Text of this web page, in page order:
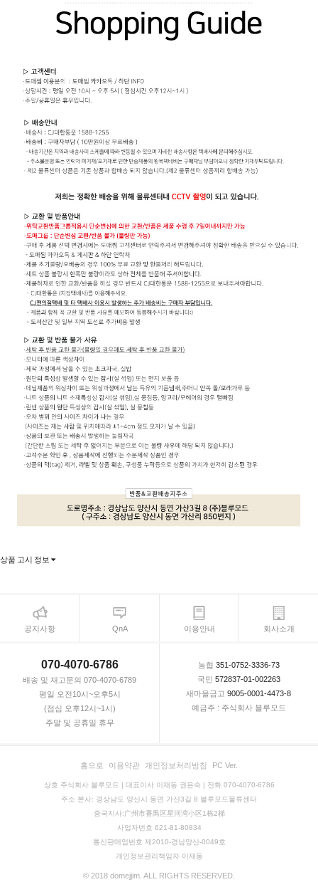
상품 고시 정보
공지사항 QnA 이용안내 회사소개
070-4070-6786
배송 및 재고문의 070-4070-6789
평일 오전10시~오후5시
(점심 오후12시~1시)
주말 및 공휴일 휴무
농협 351-0752-3336-73
국민 572837-01-002263
새마을금고 9005-0001-4473-8
예금주 : 주식회사 블루모드
홈으로 이용약관 개인정보처리방침 PC Ver.
상호 주식회사 블루모드 | 대표이사 이재동 권은숙 | 전화 070-4070-6786
주소 본사: 경상남도 양산시 동면 가산3길 8 블루모드물류센터
중국지사:广州市番禺区星河湾小区1栋2梯
사업자번호 621-81-80834
통신판매업번호 제2010-경남양산-0049호
개인정보관리책임자 이재동
© 2018 domejjim. ALL RIGHTS RESERVED.